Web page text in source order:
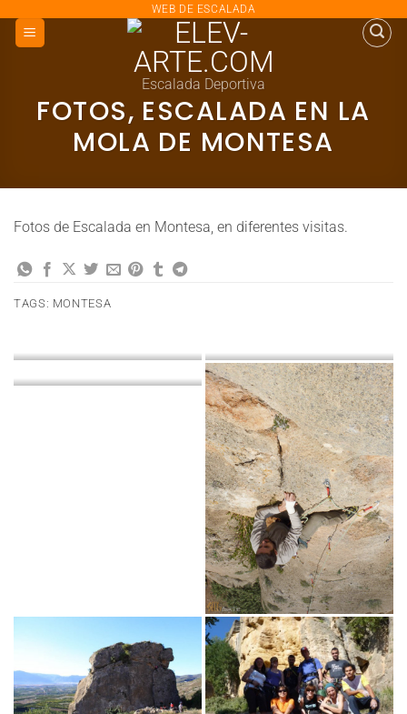
WEB DE ESCALADA
Escalada Deportiva
FOTOS, ESCALADA EN LA
MOLA DE MONTESA
Fotos de Escalada en Montesa, en diferentes visitas.
TAGS: MONTESA